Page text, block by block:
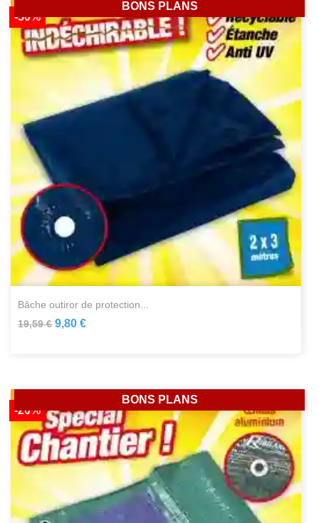
bâche outiror de protection...
19,59 €
-50%
9,80 €
BONS PLANS
-20%
BONS PLANS